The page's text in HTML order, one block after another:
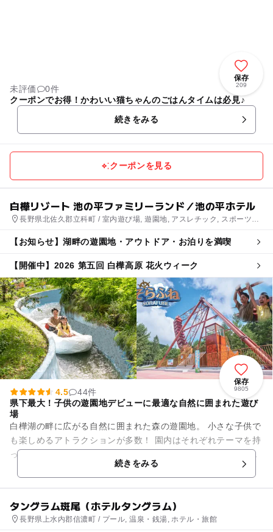
保存
209
未評価
0件
クーポンでお得！かわいい猫ちゃんのごはんタイムは必見♪
続きをみる
クーポンを見る
白樺リゾート 池の平ファミリーランド／池の平ホテル
長野県北佐久郡立科町 / 室内遊び場, 遊園地, アスレチック, スポーツ施
【お知らせ】湖畔の遊園地・アウトドア・お泊りを満喫
【開催中】2026 第五回 白樺高原 花火ウィーク
保存
9805
4.5
44件
県下最大！子供の遊園地デビューに最適な自然に囲まれた遊び
場
白樺湖の畔に広がる自然に囲まれた森の遊園地。 小さな子供で
も楽しめるアトラクションが多数！ 園内はそれぞれテーマを持
った以下のエリアに分かれており、白樺湖畔の自然を感じなが
続きをみる
タングラム斑尾（ホテルタングラム）
長野県上水内郡信濃町 / プール, 温泉・銭湯, ホテル・旅館